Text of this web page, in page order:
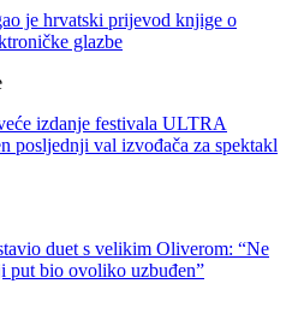
je hrvatski prijevod knjige o
glazbe
izdanje festivala ULTRA
posljednji val izvođača za spektakl
duet s velikim Oliverom: “Ne
put bio ovoliko uzbuđen”